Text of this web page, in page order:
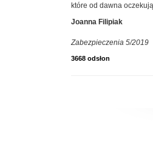
które od dawna
Joanna Filipiak
Zabezpieczenia 5/2019
3668 odsłon